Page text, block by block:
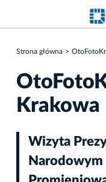
Strona główna
Krakowa
Wizyta
Narodowym